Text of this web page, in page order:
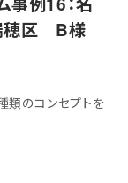
穂区 B様
類のコンセプトを